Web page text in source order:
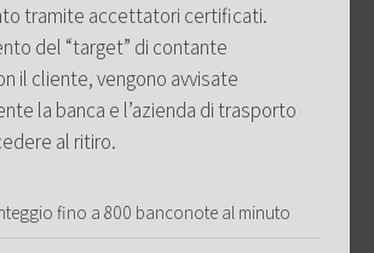
tramite accettatori certificati.
del “target” di contante
il cliente, vengono avvisate
la banca e l’azienda di trasporto
al ritiro.
fino a 800 banconote al minuto